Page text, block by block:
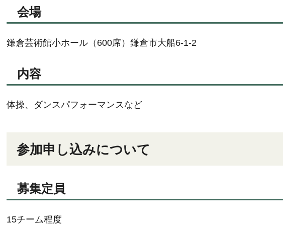
会場
鎌倉芸術館小ホール（600席）鎌倉市大船6-1-2
内容
体操、ダンスパフォーマンスなど
参加申し込みについて
募集定員
15チーム程度